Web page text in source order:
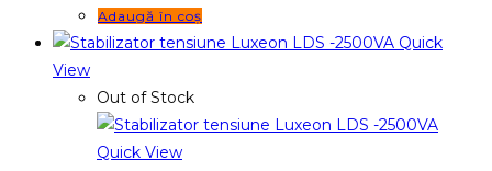
Adaugă în coș
Quick
View
Out of Stock
Quick View